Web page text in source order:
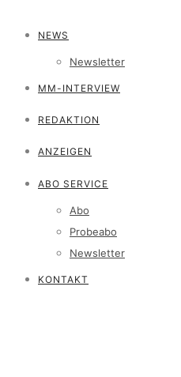
NEWS
Newsletter
MM-INTERVIEW
REDAKTION
ANZEIGEN
ABO SERVICE
Abo
Probeabo
Newsletter
KONTAKT